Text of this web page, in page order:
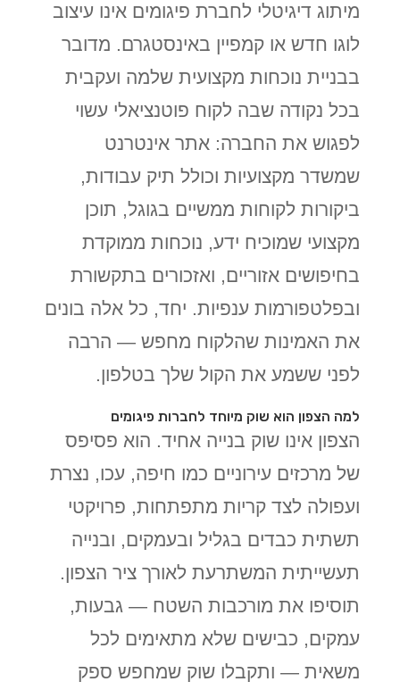
מיתוג דיגיטלי לחברת פיגומים אינו עיצוב
לוגו חדש או קמפיין באינסטגרם. מדובר
בבניית נוכחות מקצועית שלמה ועקבית
בכל נקודה שבה לקוח פוטנציאלי עשוי
לפגוש את החברה: אתר אינטרנט
שמשדר מקצועיות וכולל תיק עבודות,
ביקורות לקוחות ממשיים בגוגל, תוכן
מקצועי שמוכיח ידע, נוכחות ממוקדת
בחיפושים אזוריים, ואזכורים בתקשורת
ובפלטפורמות ענפיות. יחד, כל אלה בונים
את האמינות שהלקוח מחפש — הרבה
לפני ששמע את הקול שלך בטלפון.
למה הצפון הוא שוק מיוחד לחברות פיגומים
הצפון אינו שוק בנייה אחיד. הוא פסיפס
של מרכזים עירוניים כמו חיפה, עכו, נצרת
ועפולה לצד קריות מתפתחות, פרויקטי
תשתית כבדים בגליל ובעמקים, ובנייה
תעשייתית המשתרעת לאורך ציר הצפון.
תוסיפו את מורכבות השטח — גבעות,
עמקים, כבישים שלא מתאימים לכל
משאית — ותקבלו שוק שמחפש ספק